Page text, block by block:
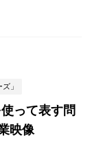
」
って表す問
映像